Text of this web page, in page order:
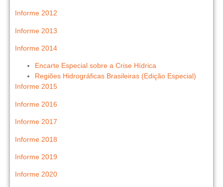
Informe 2012
Informe 2013
Informe 2014
Encarte Especial sobre a Crise Hídrica
Regiões Hidrográficas Brasileiras (Edição Especial)
Informe 2015
Informe 2016
Informe 2017
Informe 2018
Informe 2019
Informe 2020